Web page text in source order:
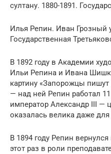
султану. 1880-1891.
Илья Репин. Иван Грозный
Государственная
В 1892 году в Академии
Ильи Репина и Ивана
картину «Запорожцы пишут
— над ней Репин работал
император Александр III —
оказалась велика даже
В 1894 году Репин
этот раз в роли